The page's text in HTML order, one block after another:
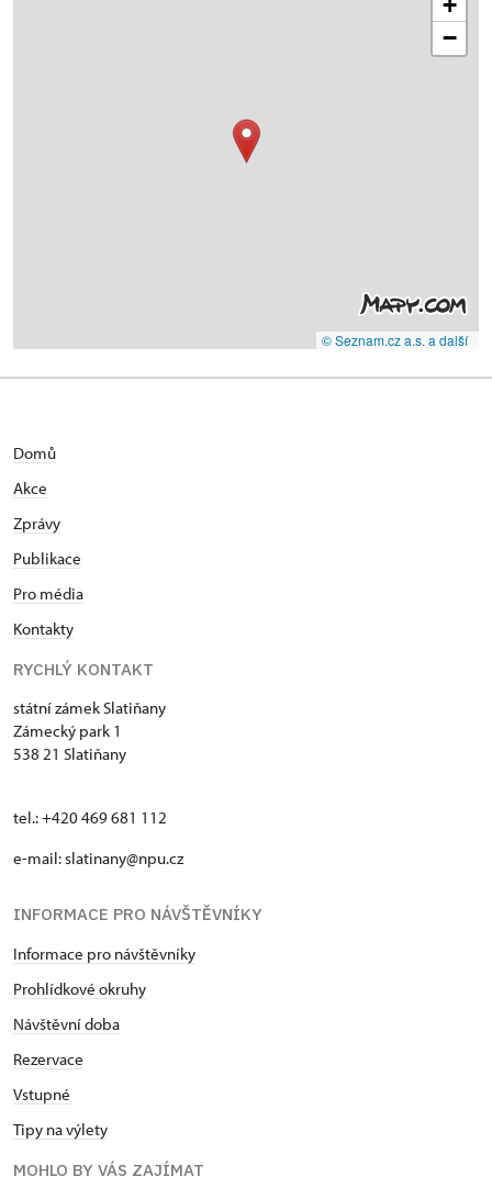
−
© Seznam.cz a.s. a další
Domů
Akce
Zprávy
Publikace
Pro média
Kontakty
RYCHLÝ KONTAKT
státní zámek Slatiňany
Zámecký park 1
538 21 Slatiňany
tel.: +420 469 681 112
e-mail: slatinany@npu.cz
INFORMACE PRO NÁVŠTĚVNÍKY
Informace pro návštěvníky
Prohlídkové okruhy
Návštěvní doba
Rezervace
Vstupné
Tipy na výlety
MOHLO BY VÁS ZAJÍMAT